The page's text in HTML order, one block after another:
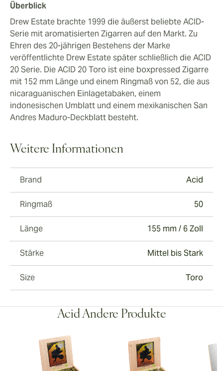
Überblick
Drew Estate brachte 1999 die äußerst beliebte ACID-
Serie mit aromatisierten Zigarren auf den Markt. Zu
Ehren des 20-jährigen Bestehens der Marke
veröffentlichte Drew Estate später schließlich die ACID
20 Serie. Die ACID 20 Toro ist eine boxpressed Zigarre
mit 152 mm Länge und einem Ringmaß von 52, die aus
nicaraguanischen Einlagetabaken, einem
indonesischen Umblatt und einem mexikanischen San
Andres Maduro-Deckblatt besteht.
Weitere Informationen
Brand Acid
Ringmaß 50
Länge 155 mm / 6 Zoll
Stärke Mittel bis Stark
Size Toro
Acid Andere Produkte